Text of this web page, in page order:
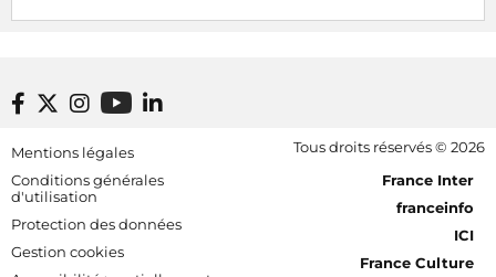
Black Lilys, une caresse magique et émotionnelle pop
folk
Radio France, le 2 décembre 2024
Footer bottom
Mentions légales
Conditions générales
d'utilisation
Protection des données
Gestion cookies
Tous droits réservés © 2026
[RDF] Pied de page - Mobile
France Inter
franceinfo
ICI
France Culture